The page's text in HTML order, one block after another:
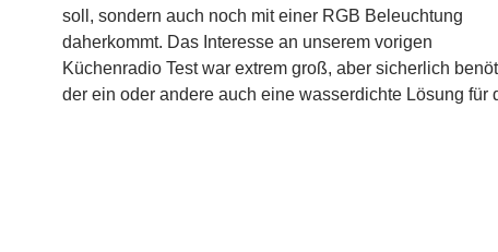
soll, sondern auch noch mit einer RGB Beleuchtung
daherkommt. Das Interesse an unserem vorigen
Küchenradio Test war extrem groß, aber sicherlich
der ein oder andere auch eine wasserdichte Lösung für